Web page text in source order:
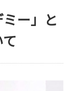
ミー」と